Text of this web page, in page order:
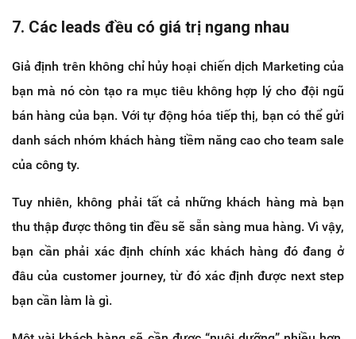
7. Các leads đều có giá trị ngang nhau
Giả định trên không chỉ hủy hoại chiến dịch Marketing của
bạn mà nó còn tạo ra mục tiêu không hợp lý cho đội ngũ
bán hàng của bạn. Với tự động hóa tiếp thị, bạn có thể gửi
danh sách nhóm khách hàng tiềm năng cao cho team sale
của công ty.
Tuy nhiên, không phải tất cả những khách hàng mà bạn
thu thập được thông tin đều sẽ sẵn sàng mua hàng. Vì vậy,
bạn cần phải xác định chính xác khách hàng đó đang ở
đâu của customer journey, từ đó xác định được next step
bạn cần làm là gì.